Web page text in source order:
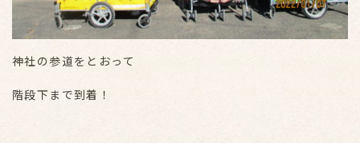
神社の参道をとおって
階段下まで到着！